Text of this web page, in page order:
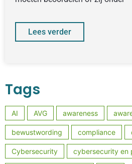
Lees verder
Tags
AI AVG awareness
bewustwording compliance
Cybersecurity cybersecurity en